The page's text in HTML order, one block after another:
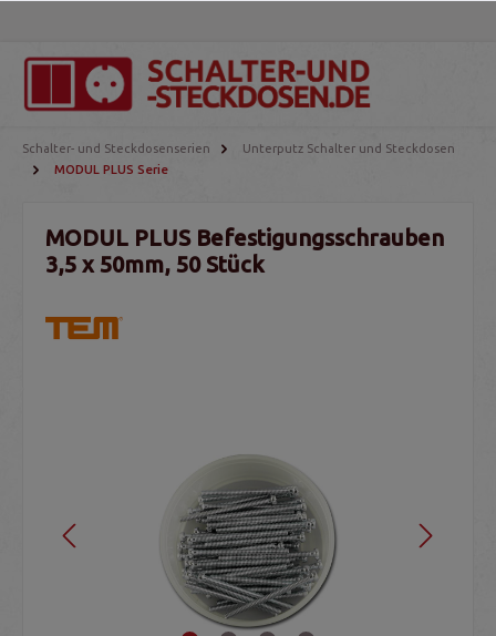
Schalter- und Steckdosenserien
Unterputz Schalter und Steckdosen
MODUL PLUS Serie
MODUL PLUS Befestigungsschrauben
3,5 x 50mm, 50 Stück